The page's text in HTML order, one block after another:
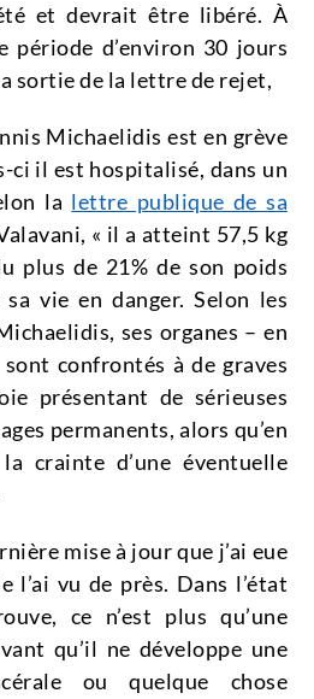
et devrait être libéré. À
période d’environ 30 jours
sortie de la lettre de rejet,
Michaelidis est en grève
ci il est hospitalisé, dans un
la lettre publique de sa
« il a atteint 57,5 ​​kg
plus de 21% de son poids
vie en danger. Selon les
ses organes – en
confrontés à de graves
présentant de sérieuses
permanents, alors qu’en
crainte d’une éventuelle
mise à jour que j’ai eue
l’ai vu de près. Dans l’état
ce n’est plus qu’une
qu’il ne développe une
ou quelque chose